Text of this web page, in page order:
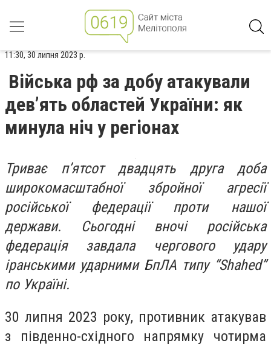
11:30, 30 липня 2023 р.
Війська рф за добу атакували
дев’ять областей України: як
минула ніч у регіонах
Триває п’ятсот двадцять друга доба
широкомасштабної збройної агресії
російської федерації проти нашої
держави. Сьогодні вночі російська
федерація завдала чергового удару
іранськими ударними БпЛА типу “Shahed”
по Україні.
30 липня 2023 року, противник атакував
з південно-східного напрямку чотирма